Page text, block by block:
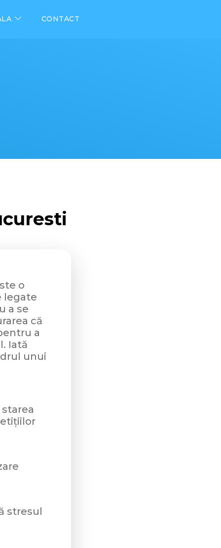
CONTACT
o
legate
a se
că
a
Iată
unui
stresul